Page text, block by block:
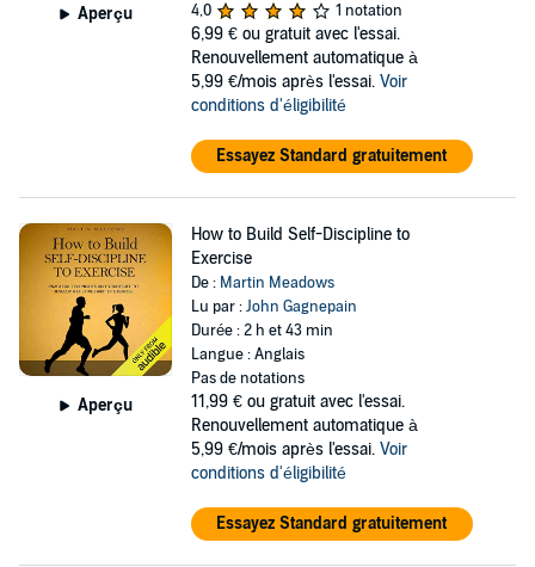
Aperçu
4,0
1 notation
6,99 € ou gratuit avec l'essai.
Renouvellement automatique à
5,99 €/mois après l'essai. Voir
conditions d'éligibilité
Essayez Standard gratuitement
Aperçu
How to Build Self-Discipline to
Exercise
De : Martin Meadows
Lu par :John Gagnepain
Durée : 2 h et 43 min
Langue : Anglais
Pas de notations
11,99 € ou gratuit avec l'essai.
Renouvellement automatique à
5,99 €/mois après l'essai. Voir
conditions d'éligibilité
Essayez Standard gratuitement